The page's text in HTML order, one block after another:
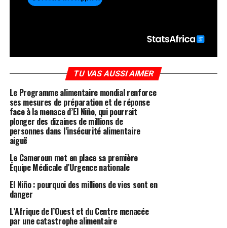
TU VAS AUSSI AIMER
Le Programme alimentaire mondial renforce
ses mesures de préparation et de réponse
face à la menace d’El Niño, qui pourrait
plonger des dizaines de millions de
personnes dans l’insécurité alimentaire
aiguë
Le Cameroun met en place sa première
Équipe Médicale d’Urgence nationale
El Niño : pourquoi des millions de vies sont en
danger
L’Afrique de l’Ouest et du Centre menacée
par une catastrophe alimentaire